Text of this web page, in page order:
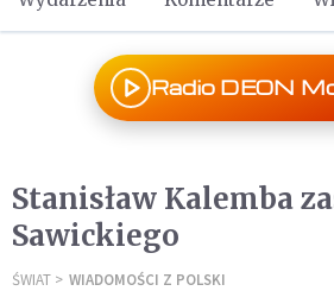
Radio DEON
Stanisław Kalemba
Sawickiego
ŚWIAT WIADOMOŚCI Z POLSKI